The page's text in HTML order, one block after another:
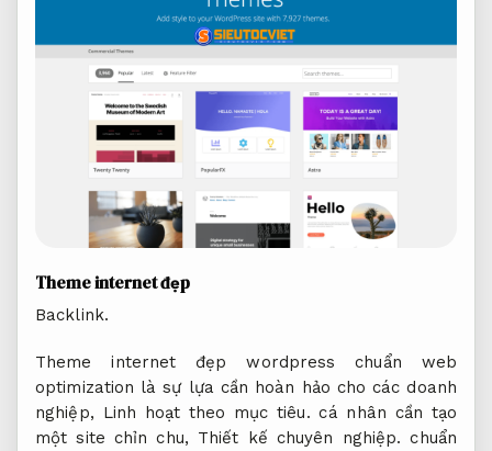
Theme internet đẹp
Backlink.
Theme internet đẹp wordpress chuẩn web
optimization là sự lựa cần hoàn hảo cho các doanh
nghiệp, Linh hoạt theo mục tiêu. cá nhân cần tạo
một site chỉn chu, Thiết kế chuyên nghiệp. chuẩn